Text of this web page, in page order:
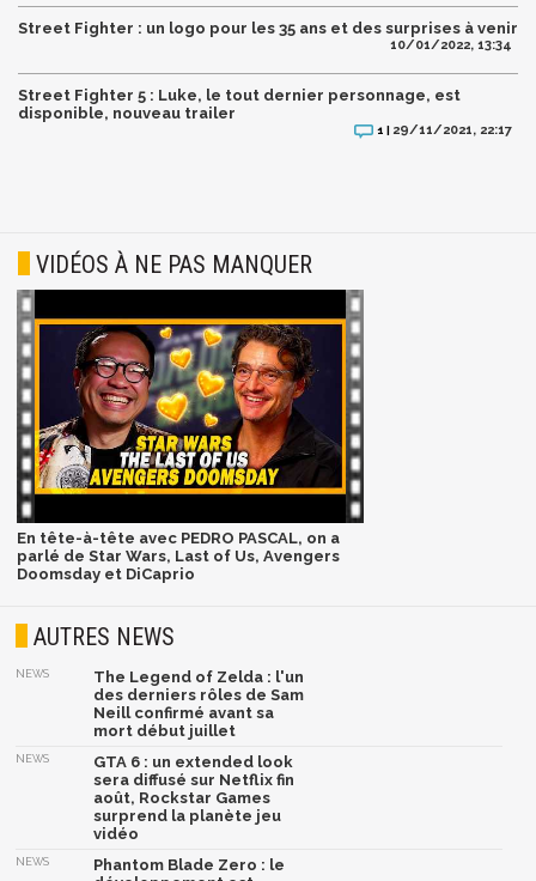
Street Fighter : un logo pour les 35 ans et des surprises à venir
10/01/2022, 13:34
Street Fighter 5 : Luke, le tout dernier personnage, est
disponible, nouveau trailer
1 | 29/11/2021, 22:17
VIDÉOS À NE PAS MANQUER
En tête-à-tête avec PEDRO PASCAL, on a
parlé de Star Wars, Last of Us, Avengers
Doomsday et DiCaprio
AUTRES NEWS
NEWS
The Legend of Zelda : l'un
des derniers rôles de Sam
Neill confirmé avant sa
mort début juillet
NEWS
GTA 6 : un extended look
sera diffusé sur Netflix fin
août, Rockstar Games
surprend la planète jeu
vidéo
NEWS
Phantom Blade Zero : le